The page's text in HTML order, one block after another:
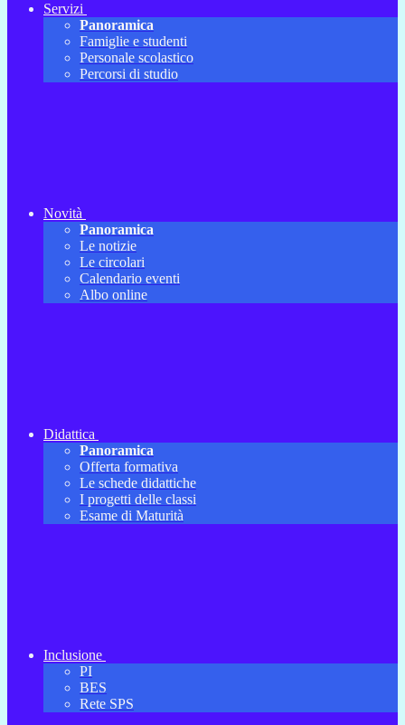
Servizi
Panoramica
Famiglie e studenti
Personale scolastico
Percorsi di studio
Novità
Panoramica
Le notizie
Le circolari
Calendario eventi
Albo online
Didattica
Panoramica
Offerta formativa
Le schede didattiche
I progetti delle classi
Esame di Maturità
Inclusione
PI
BES
Rete SPS